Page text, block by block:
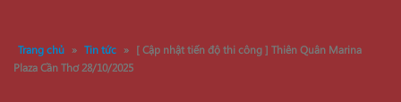
Trang chủ » Tin tức » [ Cập nhật tiến độ thi công ] Thiên Quân Marina
Plaza Cần Thơ 28/10/2025